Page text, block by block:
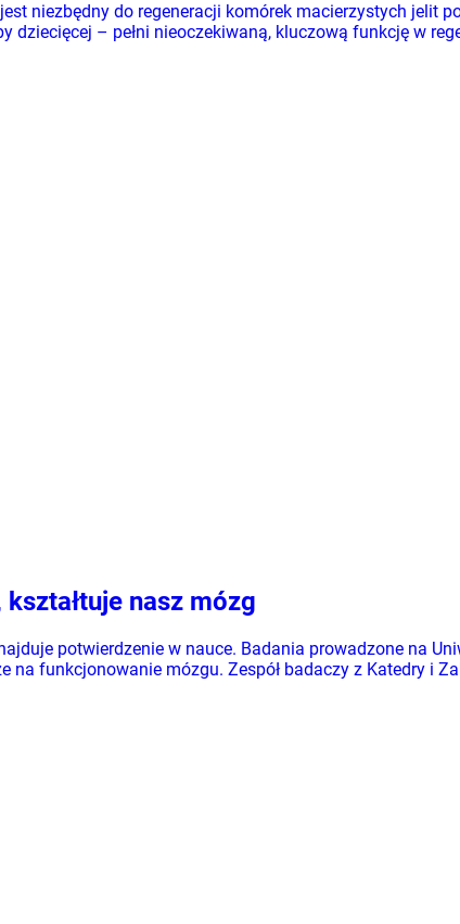
niezbędny do regeneracji komórek macierzystych jelit
dziecięcej – pełni nieoczekiwaną, kluczową funkcję w
nasz mózg
potwierdzenie w nauce. Badania prowadzone na
funkcjonowanie mózgu. Zespół badaczy z Katedry i